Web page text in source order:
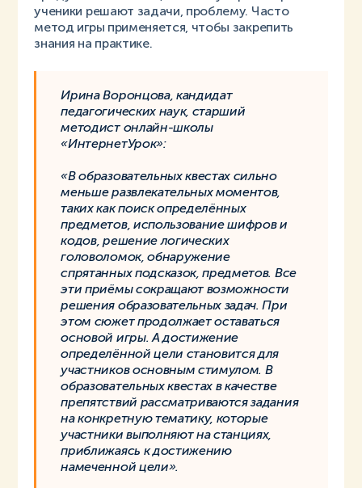
ученики решают задачи, проблему. Часто
метод игры применяется, чтобы закрепить
знания на практике.
Ирина Воронцова, кандидат
педагогических наук, старший
методист онлайн-школы
«ИнтернетУрок»:
«В образовательных квестах сильно
меньше развлекательных моментов,
таких как поиск определённых
предметов, использование шифров и
кодов, решение логических
головоломок, обнаружение
спрятанных подсказок, предметов. Все
эти приёмы сокращают возможности
решения образовательных задач. При
этом сюжет продолжает оставаться
основой игры. А достижение
определённой цели становится для
участников основным стимулом. В
образовательных квестах в качестве
препятствий рассматриваются задания
на конкретную тематику, которые
участники выполняют на станциях,
приближаясь к достижению
намеченной цели».